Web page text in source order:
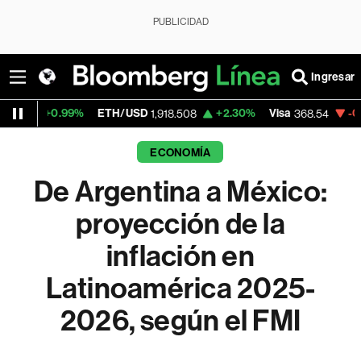
PUBLICIDAD
Ingresar
ETH/USD 1,918.508 +2.30% Visa 368.54 -0.28%
ECONOMÍA
De Argentina a México:
proyección de la
inflación en
Latinoamérica 2025-
2026, según el FMI